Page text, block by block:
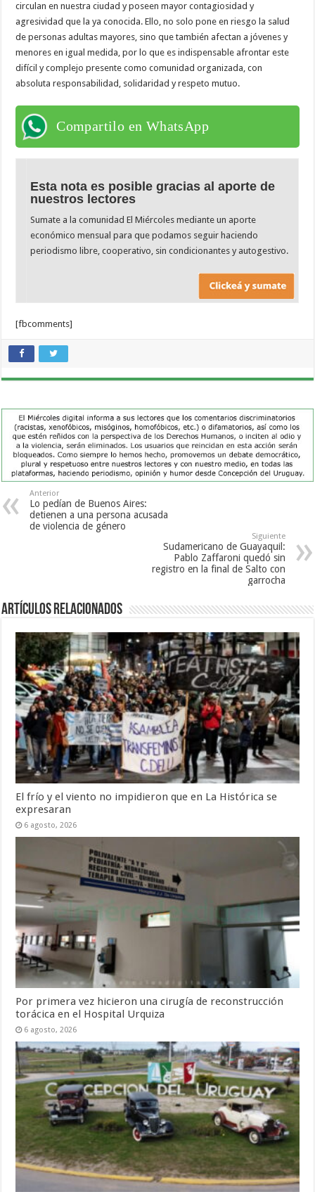
circulan en nuestra ciudad y poseen mayor contagiosidad y
agresividad que la ya conocida. Ello, no solo pone en riesgo la salud
de personas adultas mayores, sino que también afectan a jóvenes y
menores en igual medida, por lo que es indispensable afrontar este
difícil y complejo presente como comunidad organizada, con
absoluta responsabilidad, solidaridad y respeto mutuo.
Compartilo en WhatsApp
Esta nota es posible gracias al aporte de
nuestros lectores
Sumate a la comunidad El Miércoles mediante un aporte
económico mensual para que podamos seguir haciendo
periodismo libre, cooperativo, sin condicionantes y autogestivo.
[fbcomments]
Anterior
Lo pedían de Buenos Aires:
detienen a una persona acusada
de violencia de género
Siguiente
Sudamericano de Guayaquil:
Pablo Zaffaroni quedó sin
registro en la final de Salto con
garrocha
Artículos Relacionados
El frío y el viento no impidieron que en La Histórica se
expresaran
6 agosto, 2026
Por primera vez hicieron una cirugía de reconstrucción
torácica en el Hospital Urquiza
6 agosto, 2026